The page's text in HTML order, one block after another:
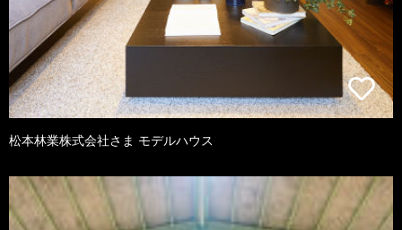
松本林業株式会社さま モデルハウス